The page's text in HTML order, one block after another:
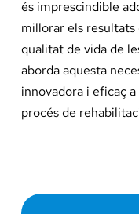
és imprescindible
millorar els
qualitat de vida de
aborda aquesta
innovadora i eficaç
procés de